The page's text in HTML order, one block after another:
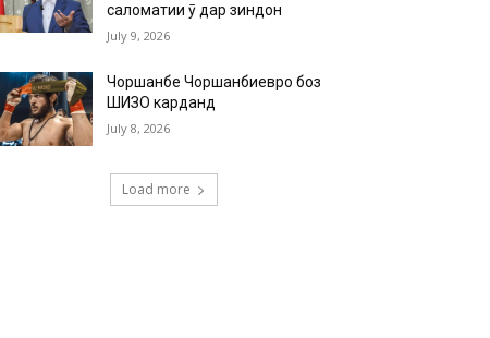
саломатии ӯ дар зиндон
July 9, 2026
Чоршанбе Чоршанбиевро боз
ШИЗО карданд
July 8, 2026
Load more